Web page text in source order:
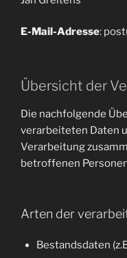
E-Mail-Adresse:
Übersicht der
Die nachfolgende
verarbeiteten Daten
Verarbeitung
betroffenen
Arten der
Bestandsdaten